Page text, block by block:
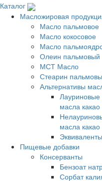
Каталог
Масложировая
Масло пальмовое
Масло кокосовое
Масло
Олеин пальмовый
МСТ Масло
Стеарин
Альтернативы
масла какао
масла какао
Пищевые добавки
Консерванты
Бензоат
Сорбат